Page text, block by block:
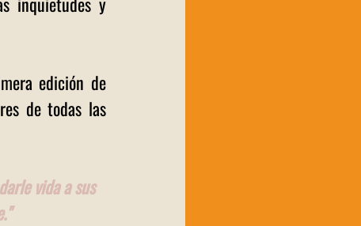
edición de
de todas las
vida a sus